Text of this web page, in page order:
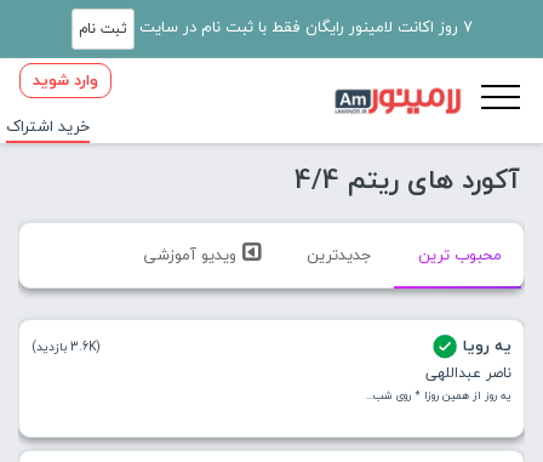
7 روز اکانت لامینور رایگان فقط با ثبت نام در سایت ثبت نام
وارد شوید
خرید اشتراک
آکورد های ریتم 4/4
محبوب ترین جدیدترین ویدیو آموزشی
یه رویا
ناصر عبداللهی
یه روز از همین روزا * روی شب...
(3.6K بازدید)